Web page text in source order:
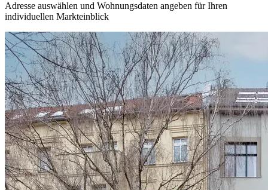
Adresse auswählen und Wohnungsdaten angeben für Ihren
individuellen Markteinblick